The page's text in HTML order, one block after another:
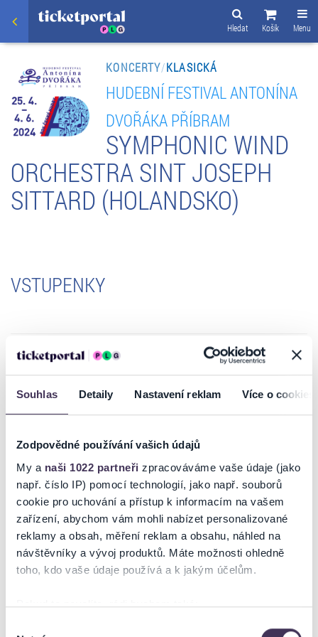
Souhlas Detaily Nastavení reklam Více o cookies
Zodpovědné používání vašich údajů
My a naši 1022 partneři zpracováváme vaše údaje (jako
např. číslo IP) pomocí technologií, jako např. souborů
cookie pro uchování a přístup k informacím na vašem
zařízení, abychom vám mohli nabízet personalizované
reklamy a obsah, měření reklam a obsahu, náhled na
návštěvníky a vývoj produktů. Máte možnosti ohledně
toho, kdo vaše údaje používá a k jakým účelům.
Pokud to povolíte, rádi bychom také:
Menu
Košík
Hledat
KONCERTY/KLASICKÁ
HUDEBNÍ FESTIVAL ANTONÍNA
DVOŘÁKA PŘÍBRAM
SYMPHONIC WIND
ORCHESTRA SINT JOSEPH
SITTARD (HOLANDSKO)
VSTUPENKY
INFORMACE O AKCI
1899 a za téměř jedno a čtvrt století své existence vystupoval v
mnoha zemích světa. V jeho programu najdeme překvapivě zejména
české autory, kteří psali ideální skladby pro tento typ orchestru: Z.
Lukáše, J. Fučíka, V. Nelhýbela či J. Zemana.
Více informací -https://www.hfad.cz/program/symphonic-wind-
orchestra-sint-joseph-sittard/
Na stránkách společnosti Ticketportal si vždy zakoupíte